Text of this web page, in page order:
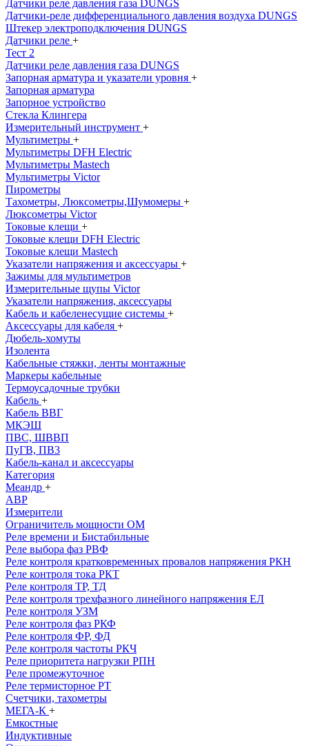
Датчики реле давления газа DUNGS
Датчики-реле дифференциального давления воздуха DUNGS
Штекер электроподключения DUNGS
Датчики реле +
Тест 2
Датчики реле давления газа DUNGS
Запорная арматура и указатели уровня +
Запорная арматура
Запорное устройство
Стекла Клингера
Измерительный инструмент +
Мультиметры +
Мультиметры DFH Electric
Мультиметры Mastech
Мультиметры Victor
Пирометры
Тахометры, Люксометры,Шумомеры +
Люксометры Victor
Токовые клещи +
Токовые клещи DFH Electric
Токовые клещи Mastech
Указатели напряжения и аксессуары +
Зажимы для мультиметров
Измерительные щупы Victor
Указатели напряжения, аксессуары
Кабель и кабеленесущие системы +
Аксессуары для кабеля +
Дюбель-хомуты
Изолента
Кабельные стяжки, ленты монтажные
Маркеры кабельные
Термоусадочные трубки
Кабель +
Кабель ВВГ
МКЭШ
ПВС, ШВВП
ПуГВ, ПВ3
Кабель-канал и аксессуары
Категория
Меандр +
АВР
Измерители
Ограничитель мощности ОМ
Реле времени и Бистабильные
Реле выбора фаз РВФ
Реле контроля кратковременных провалов напряжения РКН
Реле контроля тока РКТ
Реле контроля ТР, ТД
Реле контроля трехфазного линейного напряжения ЕЛ
Реле контроля УЗМ
Реле контроля фаз РКФ
Реле контроля ФР, ФД
Реле контроля частоты РКЧ
Реле приоритета нагрузки РПН
Реле промежуточное
Реле термисторное РТ
Счетчики, тахометры
МЕГА-К +
Емкостные
Индуктивные